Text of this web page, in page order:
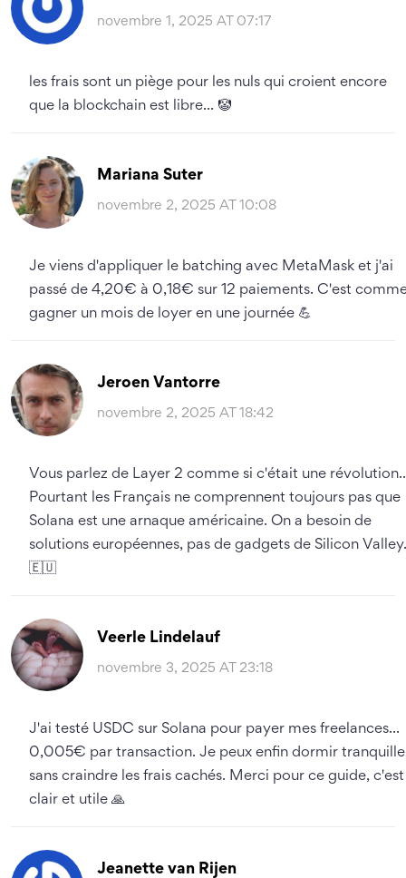
novembre 1, 2025 AT 07:17
les frais sont un piège pour les nuls qui croient encore
que la blockchain est libre... 🤡
Mariana Suter
novembre 2, 2025 AT 10:08
Je viens d'appliquer le batching avec MetaMask et j'ai
passé de 4,20€ à 0,18€ sur 12 paiements. C'est
gagner un mois de loyer en une journée 💪
Jeroen Vantorre
novembre 2, 2025 AT 18:42
Vous parlez de Layer 2 comme si c'était une
Pourtant les Français ne comprennent toujours pas que
Solana est une arnaque américaine. On a besoin de
solutions européennes, pas de gadgets de Silicon Valley.
🇪🇺
Veerle Lindelauf
novembre 3, 2025 AT 23:18
J'ai testé USDC sur Solana pour payer mes freelances...
0,005€ par transaction. Je peux enfin dormir tranquille
sans craindre les frais cachés. Merci pour ce guide, c'est
clair et utile 🙏
Jeanette van Rijen